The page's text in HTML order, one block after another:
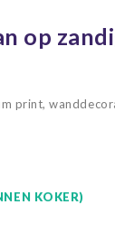
op
print,
KOKER)